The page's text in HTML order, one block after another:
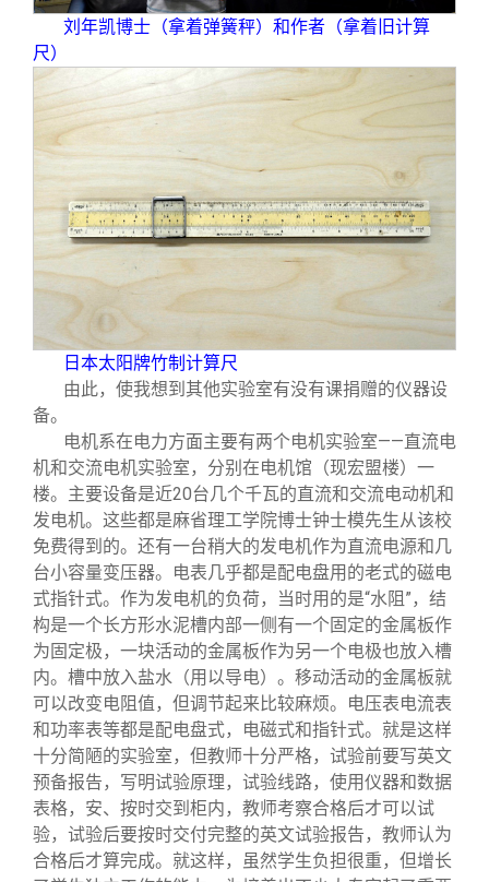
刘年凯博士（拿着弹簧秤）和作者（拿着旧计算
尺）
日本太阳牌竹制计算尺
由此，使我想到其他实验室有没有课捐赠的仪器设
备。
电机系在电力方面主要有两个电机实验室——直流电
机和交流电机实验室，分别在电机馆 （现宏盟楼） 一
楼。主要设备是近20台几个千瓦的直流和交流电动机和
发电机。这些都是麻省理工学院博士钟士模先生从该校
免费得到的。还有一台稍大的发电机作为直流电源和几
台小容量变压器。电表几乎都是配电盘用的老式的磁电
式指针式。作为发电机的负荷，当时用的是“水阻”，结
构是一个长方形水泥槽内部一侧有一个固定的金属板作
为固定极，一块活动的金属板作为另一个电极也放入槽
内。槽中放入盐水 （用以导电） 。移动活动的金属板就
可以改变电阻值，但调节起来比较麻烦。电压表电流表
和功率表等都是配电盘式，电磁式和指针式。就是这样
十分简陋的实验室，但教师十分严格，试验前要写英文
预备报告，写明试验原理，试验线路，使用仪器和数据
表格，安、按时交到柜内，教师考察合格后才可以试
验，试验后要按时交付完整的英文试验报告，教师认为
合格后才算完成。就这样，虽然学生负担很重，但增长